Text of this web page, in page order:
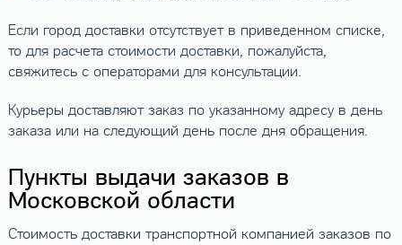
Если город доставки отсутствует в приведенном списке,
то для расчета стоимости доставки, пожалуйста,
свяжитесь с операторами для консультации.
Курьеры доставляют заказ по указанному адресу в день
заказа или на следующий день после дня обращения.
Пункты выдачи заказов в
Московской области
Стоимость доставки транспортной компанией заказов по